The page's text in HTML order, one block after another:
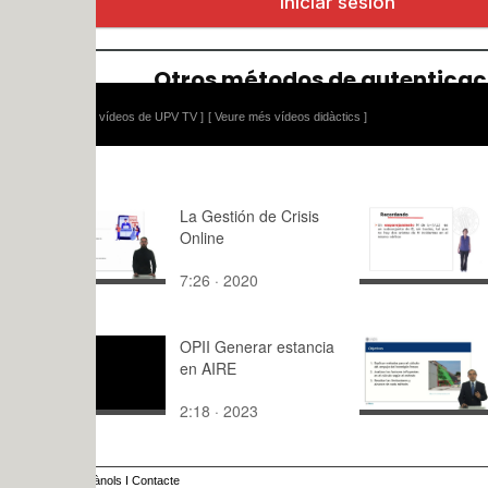
vídeos de UPV TV ] [ Veure més vídeos didàctics ]
La Gestión de Crisis
Online
7:26 · 2020
la Teoría
11:04 ·
OPII Generar estancia
2:18 · 2023
Métodos
del
hormigón
10:09 ·